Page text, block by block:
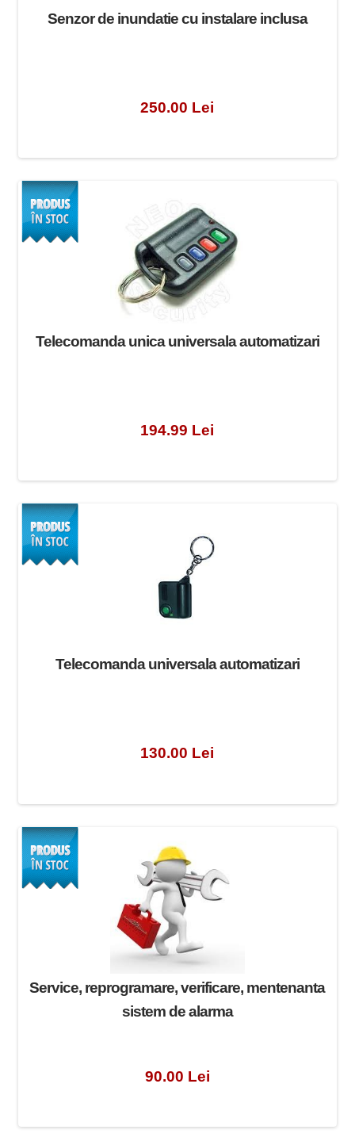
Senzor de inundatie cu instalare inclusa
250.00 Lei
Telecomanda unica universala automatizari
194.99 Lei
Telecomanda universala automatizari
130.00 Lei
Service, reprogramare, verificare, mentenanta
sistem de alarma
90.00 Lei